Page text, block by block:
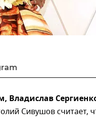
Владислав
Сивушов считает,